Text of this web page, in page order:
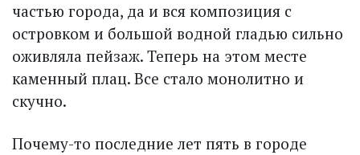
частью города, да и вся композиция с
островком и большой водной гладью сильно
оживляла пейзаж. Теперь на этом месте
каменный плац. Все стало монолитно и
скучно.
Почему-то последние лет пять в городе